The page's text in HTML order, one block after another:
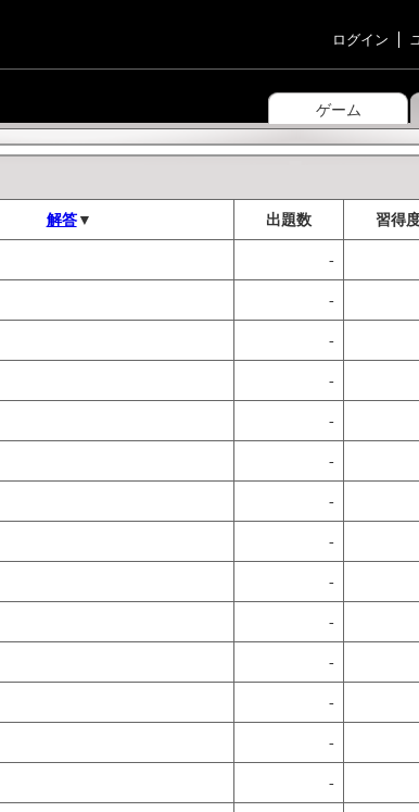
ログイン
ゲーム
解答▼ 出題数 習得
-
-
-
-
-
-
-
-
-
-
-
-
-
-